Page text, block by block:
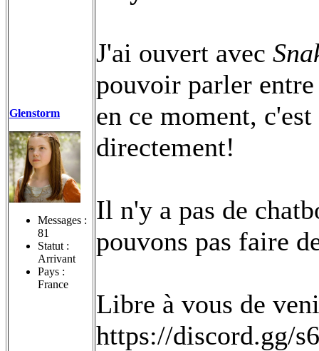
Glenstorm
Messages :
81
Statut :
Arrivant
Pays :
France
J'ai ouvert avec
pouvoir parler
en ce moment,
directement!
Il n'y a pas de
pouvons pas faire
Libre à vous de
https://discord.gg/